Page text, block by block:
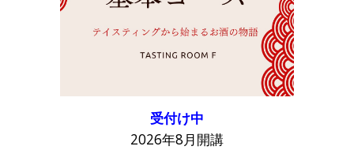
受付け中
2026年8月開講